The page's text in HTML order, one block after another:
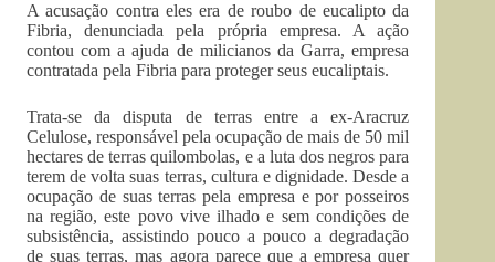
A acusação contra eles era de roubo de eucalipto da
Fibria, denunciada pela própria empresa. A ação
contou com a ajuda de milicianos da Garra, empresa
contratada pela Fibria para proteger seus eucaliptais.
Trata-se da disputa de terras entre a ex-Aracruz
Celulose, responsável pela ocupação de mais de 50 mil
hectares de terras quilombolas, e a luta dos negros para
terem de volta suas terras, cultura e dignidade. Desde a
ocupação de suas terras pela empresa e por posseiros
na região, este povo vive ilhado e sem condições de
subsistência, assistindo pouco a pouco a degradação
de suas terras, mas agora parece que a empresa quer